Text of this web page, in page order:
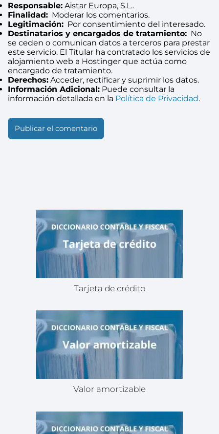
Responsable: Aistar Europa, S.L..
Finalidad: Moderar los comentarios.
Legitimación: Por consentimiento del interesado.
Destinatarios y encargados de tratamiento: No
se ceden o comunican datos a terceros para prestar
este servicio. El Titular ha contratado los servicios de
alojamiento web a Hostinger que actúa como
encargado de tratamiento.
Derechos: Acceder, rectificar y suprimir los datos.
Información Adicional: Puede consultar la
información detallada en la Política de Privacidad.
Tarjeta de crédito
Valor amortizable